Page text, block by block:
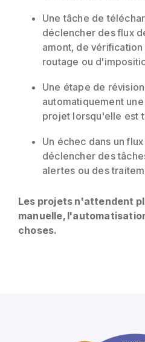
Une tâche de
déclencher des flux
amont, de
routage ou
Une étape de
automatiquement
projet lorsqu'elle est
Un échec dans un
déclencher des
alertes ou des
Les projets n'attendent
manuelle,
choses.